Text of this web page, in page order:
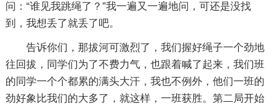
问：“谁见我跳绳了？”我一遍又一遍地问，可还是没找
到，我想丢了就丢了吧。
告诉你们，那拔河可激烈了，我们握好绳子一个劲地
往回拔，同学们为了不费力气，也跟着喊了起来，我们班
的同学一个个都累的满头大汗，我也不例外，他们一班的
劲好象比我们的大多了，就这样，一班获胜。第二局开始